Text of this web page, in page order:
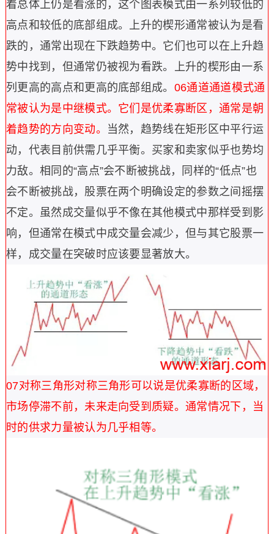
着总体上仍是看涨的，这个图表模式由一系列较低的
高点和较低的底部组成。
上升的楔形通常被认为是看
跌的，通常出现在下跌趋势中。它们也可以在上升趋
势中找到，但通常仍被视为看跌。上升的楔形由一系
列更高的高点和更高的底部组成。 06通道通道模式通
常被认为是中继模式。它们是优柔寡断区，通常是朝
着趋势的方向变动。
当然，趋势线在矩形区中平行运
动，代表目前供需几乎平衡。买家和卖家似乎也势均
力敌。相同的“高点”会不断被挑战，同样的“低点”也
会不断被挑战，股票在两个明确设定的参数之间摇摆
不定。
虽然成交量似乎不像在其他模式中那样受到影
响，但通常在模式中成交量会减少，但与其它股票一
样，成交量在突破时应该要显著放大。
07对称三角形对称三角形可以说是优柔寡断的区域，
市场停滞不前，未来走向受到质疑。通常情况下，当
时的供求力量被认为几乎相等。